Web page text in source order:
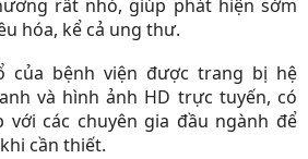
rất nhỏ, giúp phát hiện sớm
hóa, kể cả ung thư.
của bệnh viện được trang bị hệ
và hình ảnh HD trực tuyến, có
các chuyên gia đầu ngành để
cần thiết.